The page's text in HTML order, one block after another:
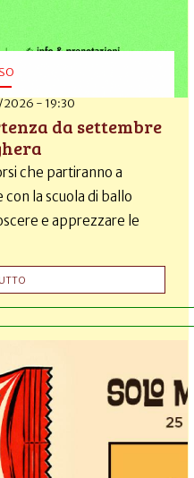
- 19:30
da settembre
che partiranno a
la scuola di ballo
e apprezzare le